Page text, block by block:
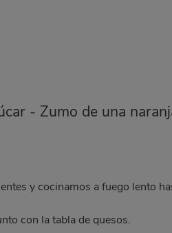
- Zumo de una
y cocinamos a fuego lento
con la tabla de quesos.